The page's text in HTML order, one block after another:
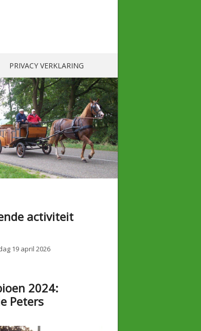
PRIVACY VERKLARING
activiteit
19 april 2026
2024:
Peters